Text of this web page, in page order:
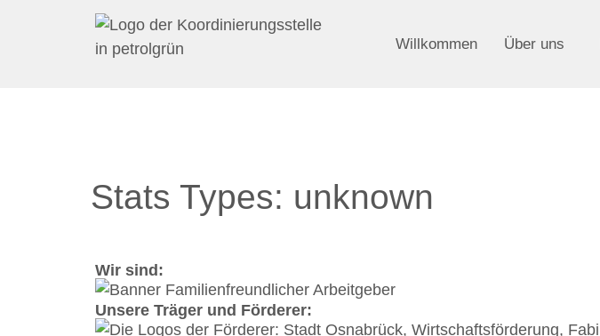
Willkommen Über uns
Stats Types: unknown
Wir sind:
Unsere Träger und Förderer: